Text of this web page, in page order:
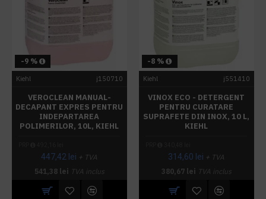
-9 %
Kiehl j150710
VEROCLEAN MANUAL-
DECAPANT EXPRES PENTRU
INDEPARTAREA
POLIMERILOR, 10L, KIEHL
447,42 lei + TVA
541,38 lei TVA inclus
-8 %
Kiehl j551410
VINOX ECO - DETERGENT
PENTRU CURATARE
SUPRAFETE DIN INOX, 10 L,
KIEHL
314,60 lei + TVA
380,67 lei TVA inclus